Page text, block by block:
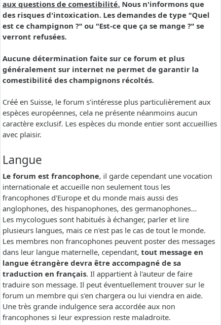
aux questions de comestibilité. Nous n'informons que
des risques d'intoxication. Les demandes de type "Quel
est ce champignon ?" ou "Est-ce que ça se mange ?" se
verront refusées.
Aucune détermination faite sur ce forum et plus
généralement sur internet ne permet de garantir la
comestibilité des champignons récoltés.
Créé en Suisse, le forum s'intéresse plus particulièrement aux
espèces européennes, cela ne présente néanmoins aucun
caractère exclusif. Les espèces du monde entier sont accueillies
avec plaisir.
Langue
Le forum est francophone, il garde cependant une vocation
internationale et accueille non seulement tous les
francophones d'Europe et du monde mais aussi des
anglophones, des hispanophones, des germanophones...
Les mycologues sont habitués à échanger, parler et lire
plusieurs langues, mais ce n'est pas le cas de tout le monde.
Les membres non francophones peuvent poster des messages
dans leur langue maternelle, cependant, tout message en
langue étrangère devra être accompagné de sa
traduction en français. Il appartient à l'auteur de faire
traduire son message. Il peut éventuellement trouver sur le
forum un membre qui s'en chargera ou lui viendra en aide.
Une très grande indulgence sera accordée aux non
francophones si leur expression reste maladroite.